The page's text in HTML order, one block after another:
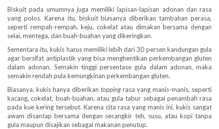
Biskuit pada umumnya juga memiliki lapisan-lapisan adonan dan rasa
yang polos. Karena itu, biskuit biasanya diberikan tambahan perasa,
seperti rempah-rempah, keju, cokelat atau dimakan bersama dengan
selai, mentega, dan buah-buahan yang dikeringkan.
Sementara itu, kukis harus memiliki lebih dari 30 persen kandungan gula
agar bersifat antiplastik yang bisa menghentikan perkembangan gluten
dalam adonan. Semakin tinggi persentase gula dalam adonan, maka
semakin rendah pula kemungkinan perkembangan gluten.
Biasanya, kukis hanya diberikan toppingrasa yang manis-manis, seperti
kacang, cokelat, buah-buahan, atau gula tabur sebagai penambah rasa
pada kue kering tersebut. Karena cita rasa yang manis ini, kukis sangat
awam disantap bersama dengan secangkir teh, susu, atau kopi tanpa
gula maupun disajikan sebagai makanan penutup.